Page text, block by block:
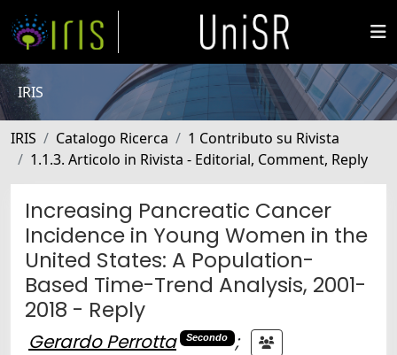
IRIS
IRIS Catalogo Ricerca
1 Contributo su Rivista
1.1.3. Articolo in Rivista - Editorial, Comment, Reply
Increasing Pancreatic Cancer
Incidence in Young Women in the
United States: A Population-
Based Time-Trend Analysis, 2001-
2018 - Reply
Gerardo Perrotta Secondo
;